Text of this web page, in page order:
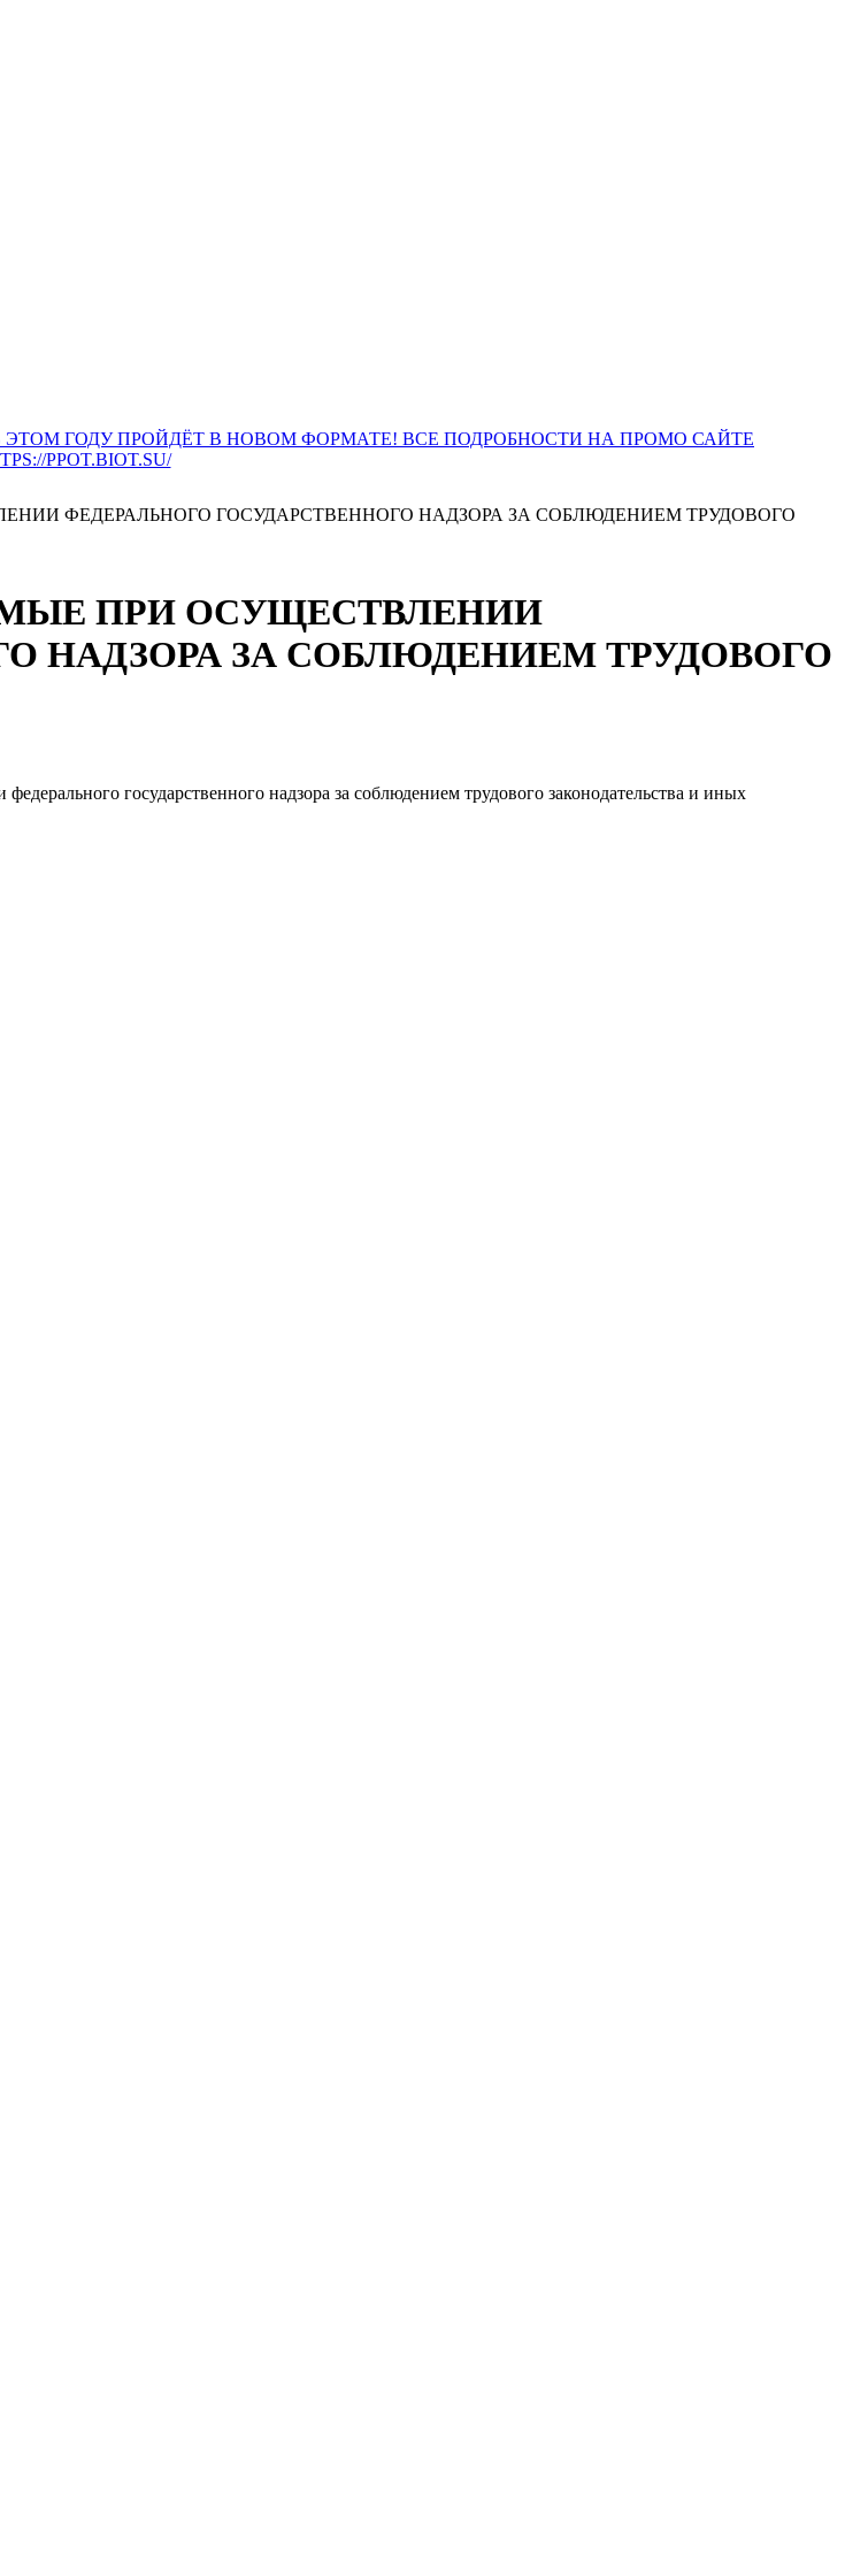
ГОДУ ПРОЙДЁТ В НОВОМ ФОРМАТЕ! ВСЕ ПОДРОБНОСТИ НА ПРОМО САЙТЕ
PPOT.BIOT.SU/
ФЕДЕРАЛЬНОГО ГОСУДАРСТВЕННОГО НАДЗОРА ЗА СОБЛЮДЕНИЕМ ТРУДОВОГО
ПРИ ОСУЩЕСТВЛЕНИИ
НАДЗОРА ЗА СОБЛЮДЕНИЕМ ТРУДОВОГО
государственного надзора за соблюдением трудового законодательства и иных